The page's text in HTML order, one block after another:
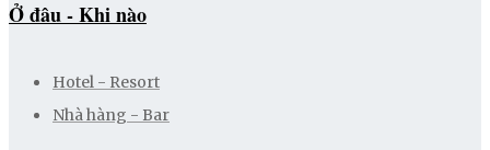
Ở đâu - Khi nào
Hotel - Resort
Nhà hàng - Bar